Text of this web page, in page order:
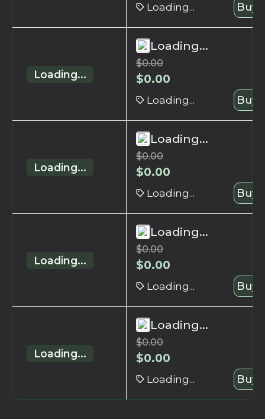
Loading... Buy
Loading...
Loading...
$0.00
$0.00
Loading... Buy
Loading...
Loading...
$0.00
$0.00
Loading... Buy
Loading...
Loading...
$0.00
$0.00
Loading... Buy
Loading...
Loading...
$0.00
$0.00
Loading... Buy